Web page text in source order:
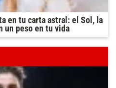
en tu carta astral: el Sol, la
un peso en tu vida